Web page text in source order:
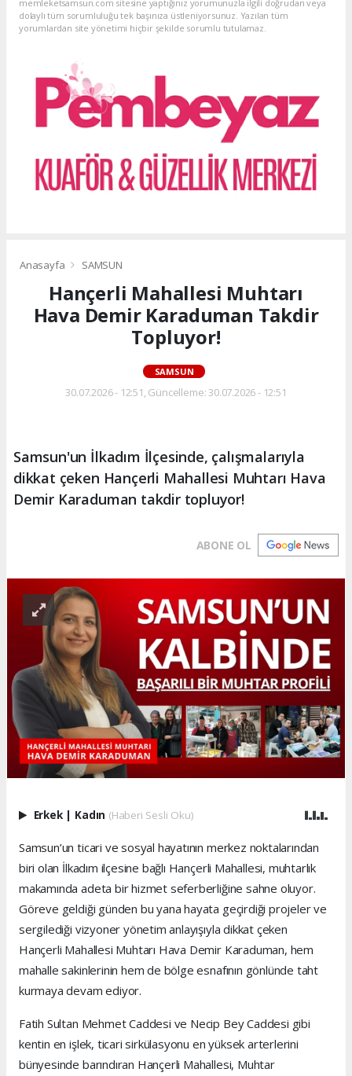
memleketsamsun.com sitesine yaptığınız yorumunuzla ilgili doğrudan veya
dolaylı tüm sorumluluğu tek başınıza üstleniyorsunuz. Yazılan tüm
yorumlardan site yönetimi hiçbir şekilde sorumlu tutulamaz.
Anasayfa SAMSUN
Hançerli Mahallesi Muhtarı
Hava Demir Karaduman Takdir
Topluyor!
SAMSUN
30.07.2026 - 12:51, Güncelleme: 30.07.2026 - 12:51
Samsun'un İlkadım İlçesinde, çalışmalarıyla
dikkat çeken Hançerli Mahallesi Muhtarı Hava
Demir Karaduman takdir topluyor!
ABONE OL
Erkek Kadın (Haberi Sesli Oku)
Samsun’un ticari ve sosyal hayatının merkez noktalarından
biri olan İlkadım ilçesine bağlı Hançerli Mahallesi, muhtarlık
makamında adeta bir hizmet seferberliğine sahne oluyor.
Göreve geldiği günden bu yana hayata geçirdiği projeler ve
sergilediği vizyoner yönetim anlayışıyla dikkat çeken
Hançerli Mahallesi Muhtarı Hava Demir Karaduman, hem
mahalle sakinlerinin hem de bölge esnafının gönlünde taht
kurmaya devam ediyor.
Fatih Sultan Mehmet Caddesi ve Necip Bey Caddesi gibi
kentin en işlek, ticari sirkülasyonu en yüksek arterlerini
bünyesinde barındıran Hançerli Mahallesi, Muhtar